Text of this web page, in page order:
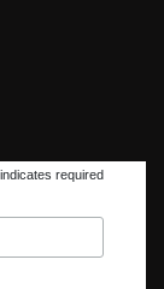
required